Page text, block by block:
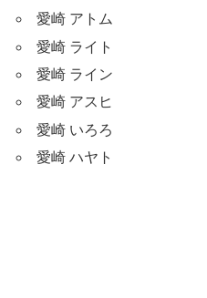
愛崎 アトム
愛崎 ライト
愛崎 ライン
愛崎 アスヒ
愛崎 いろろ
愛崎 ハヤト